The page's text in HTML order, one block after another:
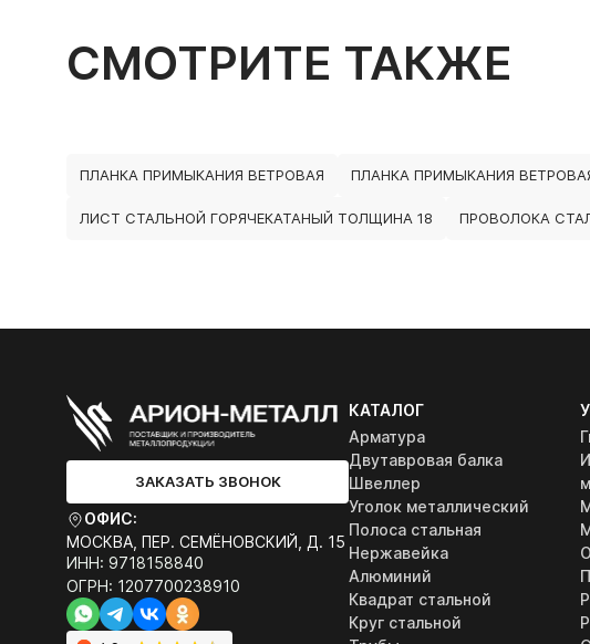
СМОТРИТЕ ТАКЖЕ
ПЛАНКА ПРИМЫКАНИЯ ВЕТРОВАЯ ПЛАНКА ПРИМЫКАНИЯ
ЛИСТ СТАЛЬНОЙ ГОРЯЧЕКАТАНЫЙ ТОЛЩИНА 18 ПРОВОЛОКА
ЗАКАЗАТЬ ЗВОНОК
ОФИС:
МОСКВА, ПЕР. СЕМЁНОВСКИЙ, Д. 15
ИНН: 9718158840
ОГРН: 1207700238910
КАТАЛОГ
Арматура
Двутавровая балка
Швеллер
Уголок металлический
Полоса стальная
Нержавейка
Алюминий
Квадрат стальной
Круг стальной